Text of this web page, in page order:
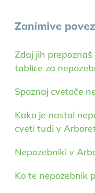
Zanimive
Zdaj jih
tablice za
Spoznaj cvetoče
Kako je nastal
cveti tudi v
Nepozebniki v
Ko te nepozebnik